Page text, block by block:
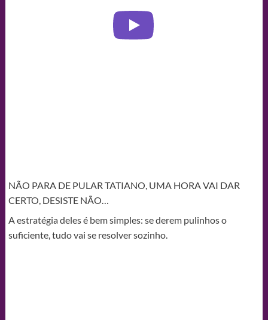
NÃO PARA DE PULAR TATIANO, UMA HORA VAI DAR
CERTO, DESISTE NÃO…
A estratégia deles é bem simples: se derem pulinhos o
suficiente, tudo vai se resolver sozinho.